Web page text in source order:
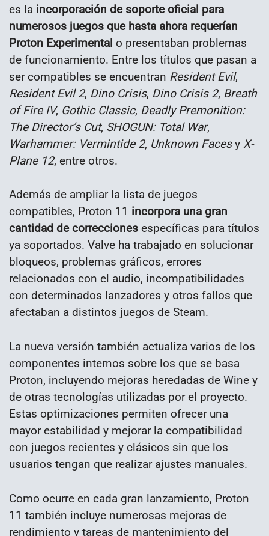
es la incorporación de soporte oficial para
numerosos juegos que hasta ahora requerían
Proton Experimental o presentaban problemas
de funcionamiento. Entre los títulos que pasan a
ser compatibles se encuentran Resident Evil,
Resident Evil 2, Dino Crisis, Dino Crisis 2, Breath
of Fire IV, Gothic Classic, Deadly Premonition:
The Director’s Cut, SHOGUN: Total War,
Warhammer: Vermintide 2, Unknown Facesy X-
Plane 12, entre otros.
Además de ampliar la lista de juegos
compatibles, Proton 11 incorpora una gran
cantidad de correcciones específicas para títulos
ya soportados. Valve ha trabajado en solucionar
bloqueos, problemas gráficos, errores
relacionados con el audio, incompatibilidades
con determinados lanzadores y otros fallos que
afectaban a distintos juegos de Steam.
La nueva versión también actualiza varios de los
componentes internos sobre los que se basa
Proton, incluyendo mejoras heredadas de Wine y
de otras tecnologías utilizadas por el proyecto.
Estas optimizaciones permiten ofrecer una
mayor estabilidad y mejorar la compatibilidad
con juegos recientes y clásicos sin que los
usuarios tengan que realizar ajustes manuales.
Como ocurre en cada gran lanzamiento, Proton
11 también incluye numerosas mejoras de
rendimiento y tareas de mantenimiento del